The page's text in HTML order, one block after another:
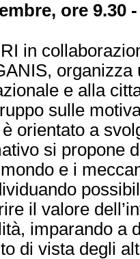
ore 9.30
in
e alla
sulle
orientato a
si propone
e i
il valore
imparando a
di vista degli